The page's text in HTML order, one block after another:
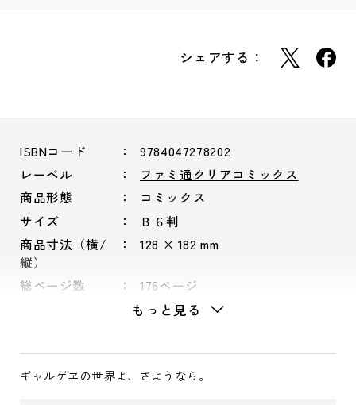
シェアする：
ISBNコード
9784047278202
レーベル
ファミ通クリアコミックス
商品形態
コミックス
サイズ
Ｂ６判
商品寸法（横/
縦）
128 × 182 mm
総ページ数 176ページ
もっと見る
ギャルゲヱの世界よ、さようなら。